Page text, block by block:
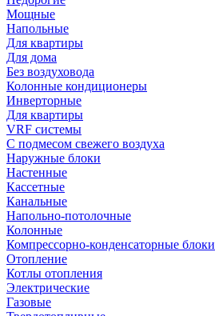
Мощные
Напольные
Для квартиры
Для дома
Без воздуховода
Колонные кондиционеры
Инверторные
Для квартиры
VRF системы
С подмесом свежего воздуха
Наружные блоки
Настенные
Кассетные
Канальные
Напольно-потолочные
Колонные
Компрессорно-конденсаторные блоки
Отопление
Котлы отопления
Электрические
Газовые